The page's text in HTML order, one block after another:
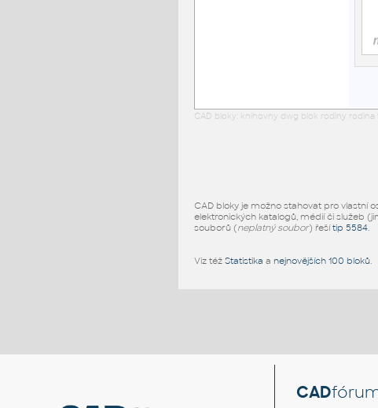
CAD bloky: knihovny dwg blok rodiny
CAD bloky je možno stahovat pro vlastní
elektronických katalogů, médií či služeb
souborů (neplatný soubor) řešítip 5584.
Viz též Statistika a nejnovějších 100 bloků.
CAD